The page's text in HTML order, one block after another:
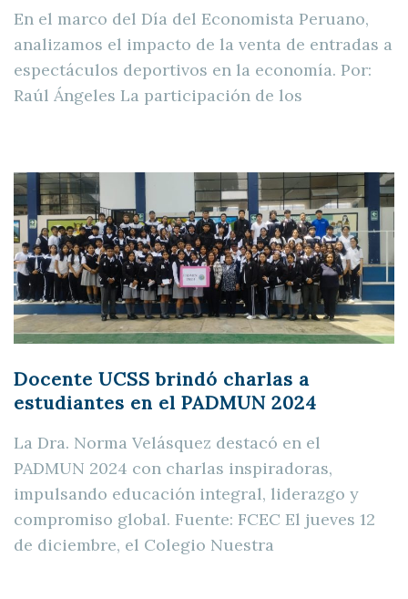
En el marco del Día del Economista Peruano,
analizamos el impacto de la venta de entradas a
espectáculos deportivos en la economía. Por:
Raúl Ángeles La participación de los
Docente UCSS brindó charlas a
estudiantes en el PADMUN 2024
La Dra. Norma Velásquez destacó en el
PADMUN 2024 con charlas inspiradoras,
impulsando educación integral, liderazgo y
compromiso global. Fuente: FCEC El jueves 12
de diciembre, el Colegio Nuestra